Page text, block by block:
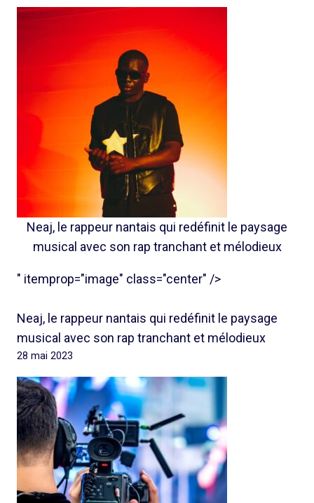
Neaj, le rappeur nantais qui redéfinit le paysage
musical avec son rap tranchant et mélodieux
" itemprop="image" class="center" />
Neaj, le rappeur nantais qui redéfinit le paysage
musical avec son rap tranchant et mélodieux
28 mai 2023